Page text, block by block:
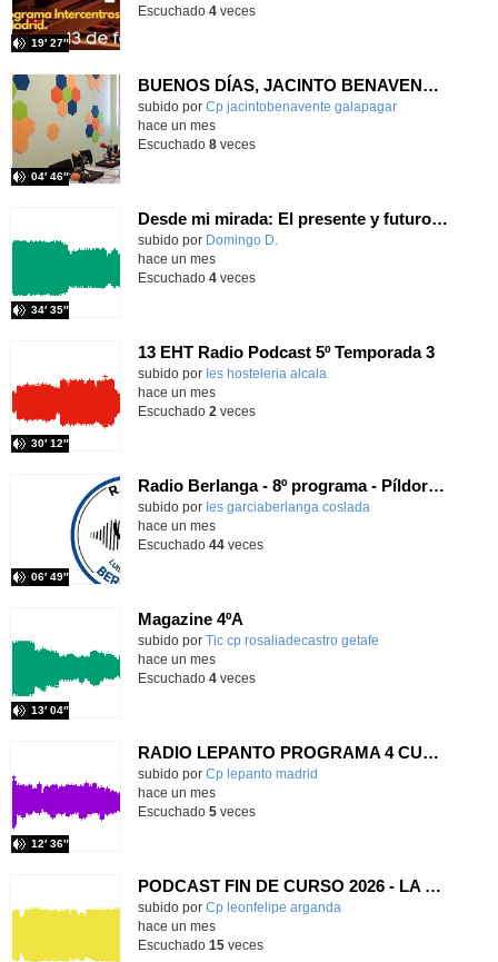
19′ 27″
Escuchado 4veces
BUENOS DÍAS, JACINTO BENAVENTE: viernes, 19 de junio de 2026
Contenido educativo.
subido por Cp jacintobenavente galapagar
04′ 46″
-
hace un mes
Escuchado 8veces
Desde mi mirada: El presente y futuro del Aula TEA
Contenido educativo.
subido por Domingo D.
34′ 35″
hace un mes
Escuchado 4veces
13 EHT Radio Podcast 5º Temporada 3
Contenido educativo.
subido por Ies hosteleria alcala
30′ 12″
hace un mes
Escuchado 2 veces
Radio Berlanga - 8º programa - Píldora filosófica
Contenido educativo.
subido por Ies garciaberlanga coslada
06′ 49″
hace un mes
Escuchado 44veces
Magazine 4ºA
Contenido educativo.
subido por Tic cp rosaliadecastro getafe
13′ 04″
hace un mes
Escuchado 4veces
RADIO LEPANTO PROGRAMA 4 CURSO 25-26
Contenido educativo.
subido por Cp lepanto madrid
12′ 36″
hace un mes
Escuchado 5veces
PODCAST FIN DE CURSO 2026 - LA LEONERA
subido por Cp leonfelipe arganda
hace un mes
Escuchado 15veces